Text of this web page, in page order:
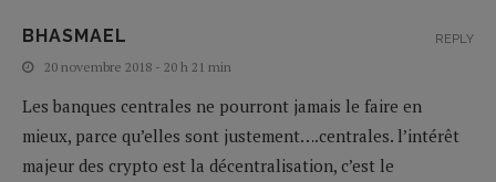
BHASMAEL
20 novembre 2018 - 20 h 21 min
Les banques centrales ne pourront jamais le faire en
mieux, parce qu’elles sont justement….centrales. l’intérêt
majeur des crypto est la décentralisation, c’est le
REPLY